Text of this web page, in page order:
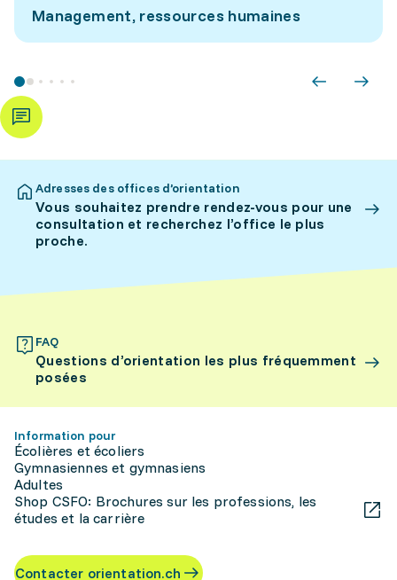
Management, ressources humaines
Adresses des offices d’orientation
Vous souhaitez prendre rendez-vous pour une
consultation et recherchez l’office le plus
proche.
FAQ
Questions d’orientation les plus fréquemment
posées
Information pour
Écolières et écoliers
Gymnasiennes et gymnasiens
Adultes
Shop CSFO: Brochures sur les professions, les
études et la carrière
Contacter orientation.ch